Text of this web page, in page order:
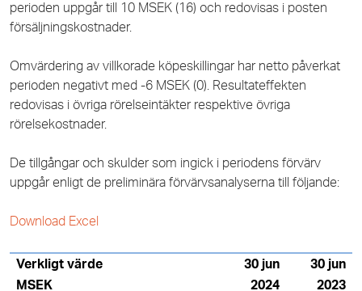
perioden uppgår till 10 MSEK (16) och redovisas i posten
försäljningskostnader.
Omvärdering av villkorade köpeskillingar har netto påverkat
perioden negativt med -6 MSEK (0). Resultateffekten
redovisas i övriga rörelseintäkter respektive övriga
rörelsekostnader.
De tillgångar och skulder som ingick i periodens förvärv
uppgår enligt de preliminära förvärvsanalyserna till följande:
Download Excel
Verkligt värde
MSEK
30 jun
2024
30 jun
2023